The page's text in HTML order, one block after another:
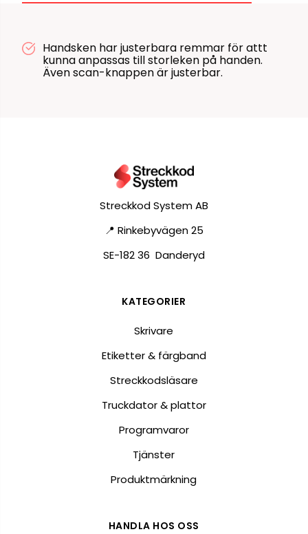
Handsken har justerbara remmar för attt
kunna anpassas till storleken på handen.
Även scan-knappen är justerbar.
Streckkod System AB
📍 Rinkebyvägen 25
SE-182 36 Danderyd
KATEGORIER
Skrivare
Etiketter & färgband
Streckkodsläsare
Truckdator & plattor
Programvaror
Tjänster
Produktmärkning
HANDLA HOS OSS